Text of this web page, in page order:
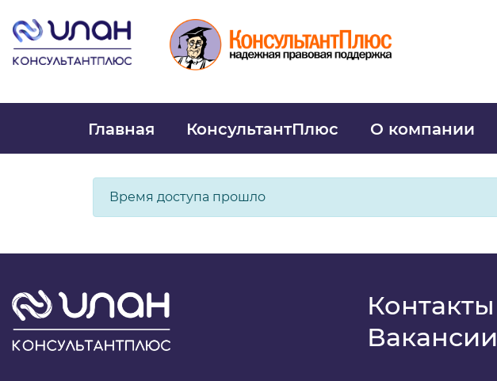
Главная КонсультантПлюс О компании
Время доступа прошло
Контакты
Вакансии